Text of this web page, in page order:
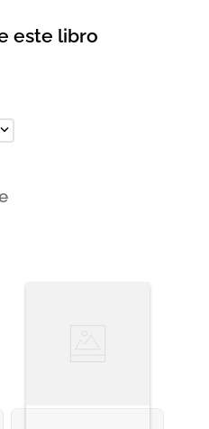
este libro
1 a 5 estrellas